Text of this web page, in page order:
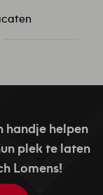
handje helpen
plek te laten
Lomens!